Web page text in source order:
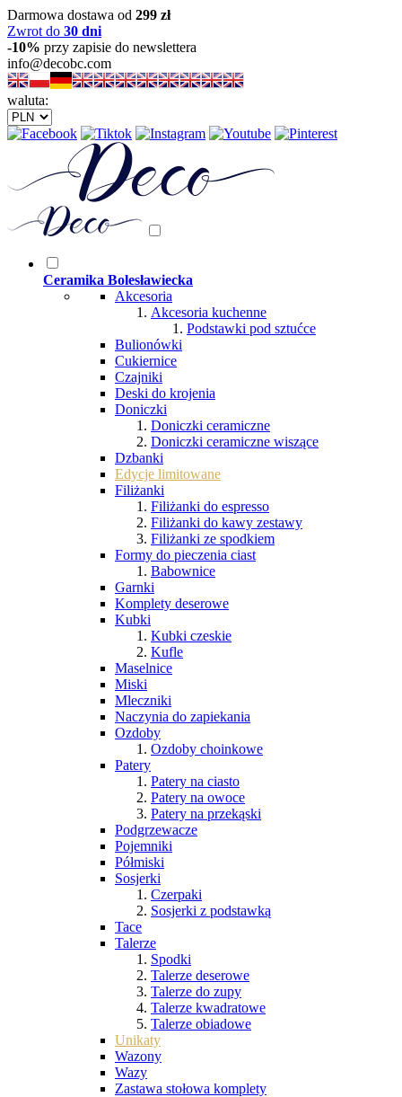
Darmowa dostawa od 299 zł
Zwrot do 30 dni
-10% przy zapisie do newslettera
info@decobc.com
waluta:
Ceramika Bolesławiecka
Akcesoria
Akcesoria kuchenne
Podstawki pod sztućce
Bulionówki
Cukiernice
Czajniki
Deski do krojenia
Doniczki
Doniczki ceramiczne
Doniczki ceramiczne wiszące
Dzbanki
Edycje limitowane
Filiżanki
Filiżanki do espresso
Filiżanki do kawy zestawy
Filiżanki ze spodkiem
Formy do pieczenia ciast
Babownice
Garnki
Komplety deserowe
Kubki
Kubki czeskie
Kufle
Maselnice
Miski
Mleczniki
Naczynia do zapiekania
Ozdoby
Ozdoby choinkowe
Patery
Patery na ciasto
Patery na owoce
Patery na przekąski
Podgrzewacze
Pojemniki
Półmiski
Sosjerki
Czerpaki
Sosjerki z podstawką
Tace
Talerze
Spodki
Talerze deserowe
Talerze do zupy
Talerze kwadratowe
Talerze obiadowe
Unikaty
Wazony
Wazy
Zastawa stołowa komplety